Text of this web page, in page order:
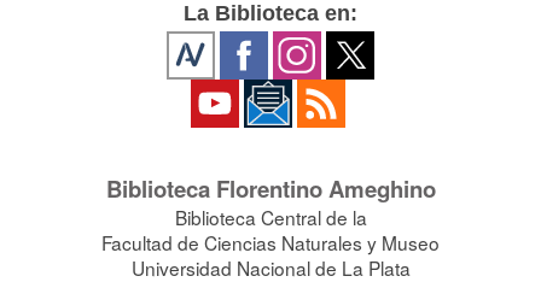
La Biblioteca en:
Biblioteca Florentino Ameghino
Biblioteca Central de la
Facultad de Ciencias Naturales y Museo
Universidad Nacional de La Plata